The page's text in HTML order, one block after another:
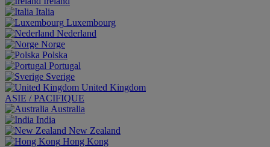
Italia
Luxembourg
Nederland
Norge
Polska
Portugal
Sverige
United Kingdom
ASIE / PACIFIQUE
Australia
India
New Zealand
Hong Kong